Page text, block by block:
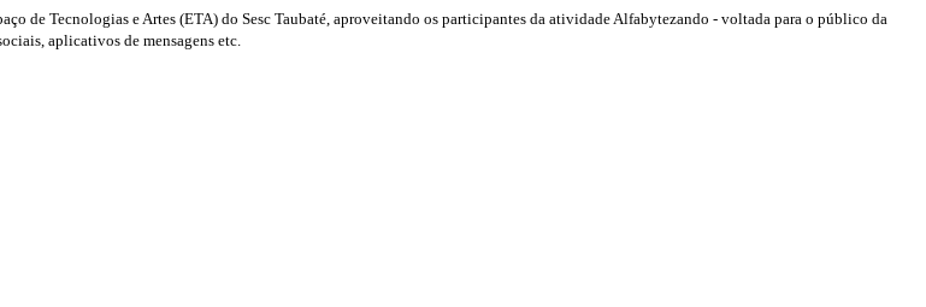
de Tecnologias e Artes (ETA) do Sesc Taubaté, aproveitando os participantes da atividade Alfabytezando - voltada para o público da
aplicativos de mensagens etc.